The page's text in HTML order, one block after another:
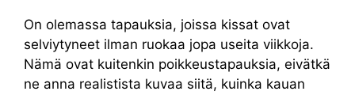
On olemassa tapauksia, joissa kissat ovat
selviytyneet ilman ruokaa jopa useita viikkoja.
Nämä ovat kuitenkin poikkeustapauksia, eivätkä
ne anna realistista kuvaa siitä, kuinka kauan